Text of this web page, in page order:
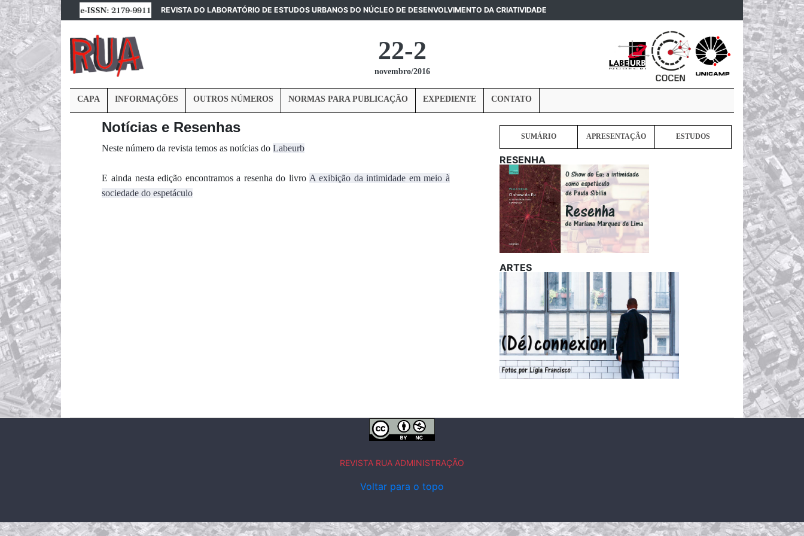
REVISTA DO LABORATÓRIO DE ESTUDOS URBANOS DO NÚCLEO DE DESENVOLVIMENTO DA CRIATIVIDADE
22-2
novembro/2016
CAPA INFORMAÇÕES OUTROS NÚMEROS NORMAS PARA PUBLICAÇÃO EXPEDIENTE CONTATO
Notícias e Resenhas
Neste número da revista temos as notícias doLabeurb
E ainda nesta edição encontramos a resenha do livro A exibição da intimidade em meio à
sociedade do espetáculo
SUMÁRIO APRESENTAÇÃO ESTUDOS
RESENHA
ARTES
REVISTA RUA ADMINISTRAÇÃO
Voltar para o topo